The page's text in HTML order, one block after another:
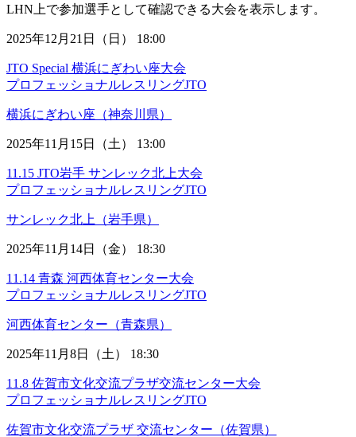
LHN上で参加選手として確認できる大会を表示します。
2025年12月21日（日） 18:00
JTO Special 横浜にぎわい座大会
プロフェッショナルレスリングJTO
横浜にぎわい座（神奈川県）
2025年11月15日（土） 13:00
11.15 JTO岩手 サンレック北上大会
プロフェッショナルレスリングJTO
サンレック北上（岩手県）
2025年11月14日（金） 18:30
11.14 青森 河西体育センター大会
プロフェッショナルレスリングJTO
河西体育センター（青森県）
2025年11月8日（土） 18:30
11.8 佐賀市文化交流プラザ交流センター大会
プロフェッショナルレスリングJTO
佐賀市文化交流プラザ 交流センター（佐賀県）